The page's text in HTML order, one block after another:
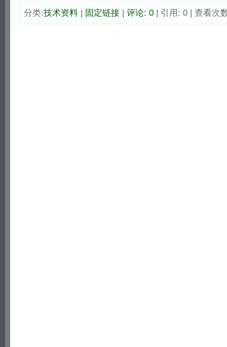
分类:技术资料| 固定链接| 评论: 0| 引用: 0 | 查看次